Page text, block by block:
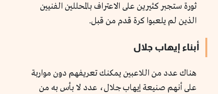
ثورة ستجبر كثيرين على الاعتراف بالمحللين الفنيين
الذين لم يلعبوا كرة قدم من قبل.
أبناء إيهاب جلال
هناك عدد من اللاعبين يمكنك تعريفهم دون مواربة
على أنهم صنيعة إيهاب جلال، عدد لا بأس به من